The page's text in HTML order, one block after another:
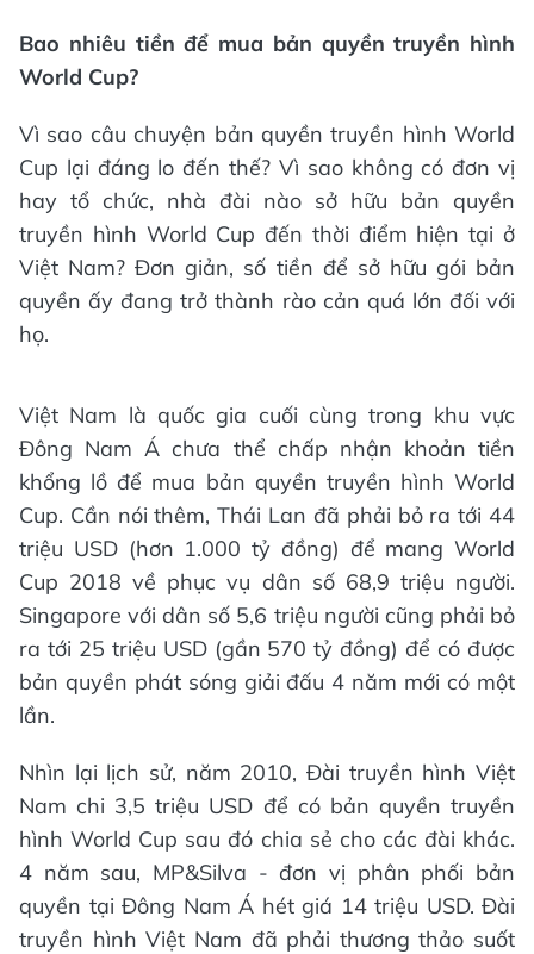
Bao nhiêu tiền để mua bản quyền truyền hình
World Cup?
Vì sao câu chuyện bản quyền truyền hình World
Cup lại đáng lo đến thế? Vì sao không có đơn vị
hay tổ chức, nhà đài nào sở hữu bản quyền
truyền hình World Cup đến thời điểm hiện tại ở
Việt Nam? Đơn giản, số tiền để sở hữu gói bản
quyền ấy đang trở thành rào cản quá lớn đối với
họ.
Việt Nam là quốc gia cuối cùng trong khu vực
Đông Nam Á chưa thể chấp nhận khoản tiền
khổng lồ để mua bản quyền truyền hình World
Cup. Cần nói thêm, Thái Lan đã phải bỏ ra tới 44
triệu USD (hơn 1.000 tỷ đồng) để mang World
Cup 2018 về phục vụ dân số 68,9 triệu người.
Singapore với dân số 5,6 triệu người cũng phải bỏ
ra tới 25 triệu USD (gần 570 tỷ đồng) để có được
bản quyền phát sóng giải đấu 4 năm mới có một
lần.
Nhìn lại lịch sử, năm 2010, Đài truyền hình Việt
Nam chi 3,5 triệu USD để có bản quyền truyền
hình World Cup sau đó chia sẻ cho các đài khác.
4 năm sau, MP&Silva - đơn vị phân phối bản
quyền tại Đông Nam Á hét giá 14 triệu USD. Đài
truyền hình Việt Nam đã phải thương thảo suốt